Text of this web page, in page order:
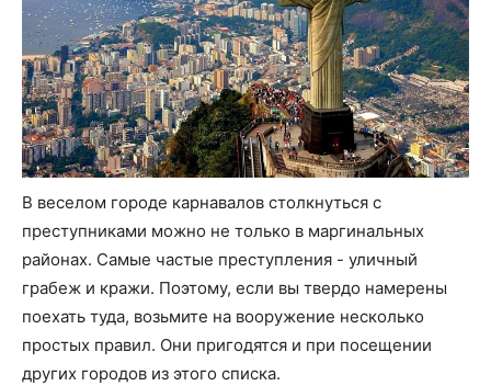
В веселом городе карнавалов столкнуться с
преступниками можно не только в маргинальных
районах. Самые частые преступления - уличный
грабеж и кражи. Поэтому, если вы твердо намерены
поехать туда, возьмите на вооружение несколько
простых правил. Они пригодятся и при посещении
других городов из этого списка.